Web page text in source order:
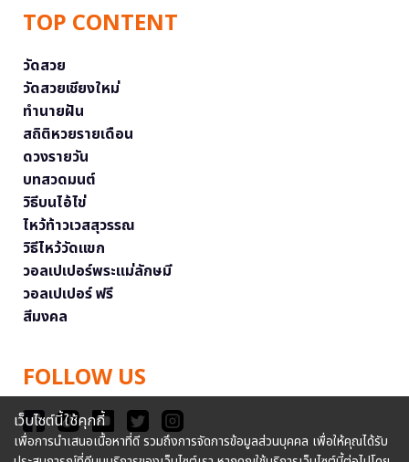
TOP CONTENT
วัดสวย
วัดสวยเชียงใหม่
ทำนายฝัน
สถิติหวยรายเดือน
ดวงรายวัน
บทสวดมนต์
วิธีบนไอ้ไข่
ไหว้ท้าวเวสสุวรรณ
วิธีไหว้วัดแขก
วอลเปเปอร์พระแม่ลักษมี
วอลเปเปอร์ ฟรี
สีมงคล
FOLLOW US
เว็บไซต์นี้ใช้คุกกี้
เพื่อการนำเสนอเนื้อหาที่ดี รวมถึงการจัดการข้อมูลส่วนบุคคล เพื่อให้คุณได้รับ